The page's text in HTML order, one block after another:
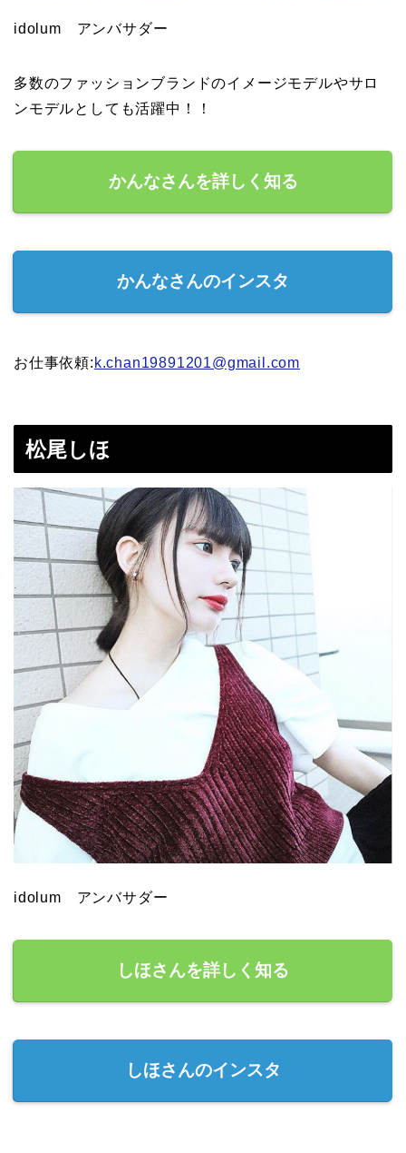
idolum アンバサダー
多数のファッションブランドのイメージモデルやサロ
ンモデルとしても活躍中！！
かんなさんを詳しく知る
かんなさんのインスタ
お仕事依頼: k.chan19891201@gmail.com
松尾しほ
idolum アンバサダー
しほさんを詳しく知る
しほさんのインスタ